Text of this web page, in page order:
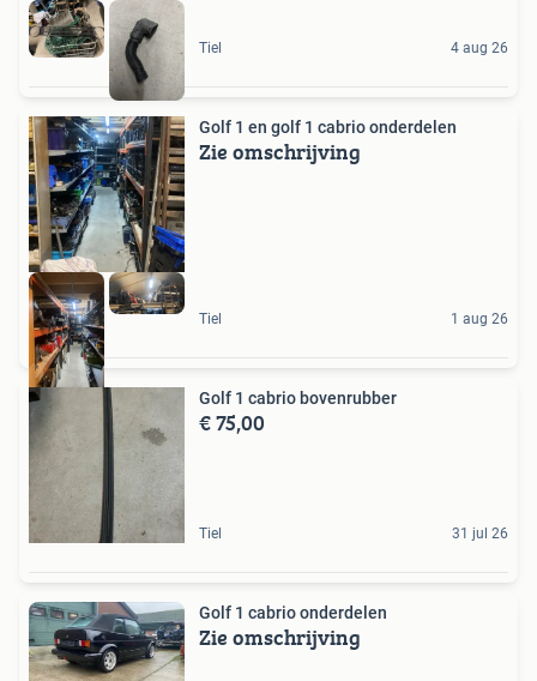
Tiel 4 aug 26
Golf 1 en golf 1 cabrio onderdelen
Zie omschrijving
Tiel 1 aug 26
Golf 1 cabrio bovenrubber
€ 75,00
Tiel 31 jul 26
Golf 1 cabrio onderdelen
Zie omschrijving